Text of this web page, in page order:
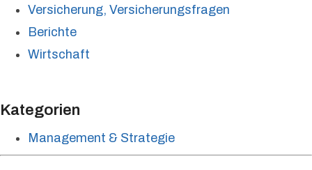
Versicherung, Versicherungsfragen
Berichte
Wirtschaft
Kategorien
Management & Strategie